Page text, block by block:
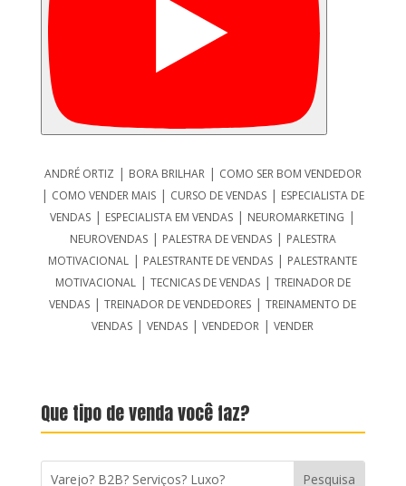
ANDRÉ ORTIZ | BORA BRILHAR | COMO SER BOM VENDEDOR
| COMO VENDER MAIS | CURSO DE VENDAS | ESPECIALISTA DE
VENDAS | ESPECIALISTA EM VENDAS | NEUROMARKETING |
NEUROVENDAS| PALESTRA DE VENDAS| PALESTRA
MOTIVACIONAL | PALESTRANTE DE VENDAS | PALESTRANTE
MOTIVACIONAL | TECNICAS DE VENDAS| TREINADOR DE
VENDAS |TREINADOR DE VENDEDORES |TREINAMENTO DE
VENDAS |VENDAS |VENDEDOR |VENDER
Que tipo de venda você faz?